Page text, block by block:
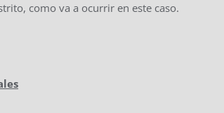
como va a ocurrir en este caso.